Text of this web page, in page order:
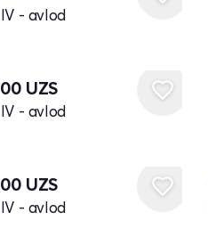
- avlod
UZS
- avlod
UZS
- avlod